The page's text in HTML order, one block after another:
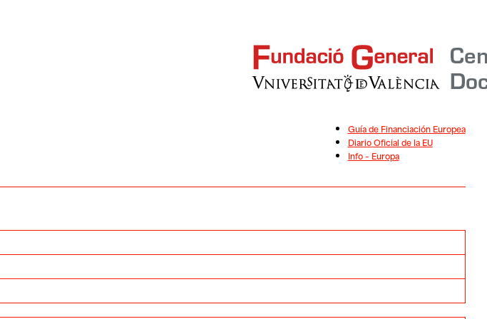
Guía de Financiación Europea
Diario Oficial de la EU
Info – Europa